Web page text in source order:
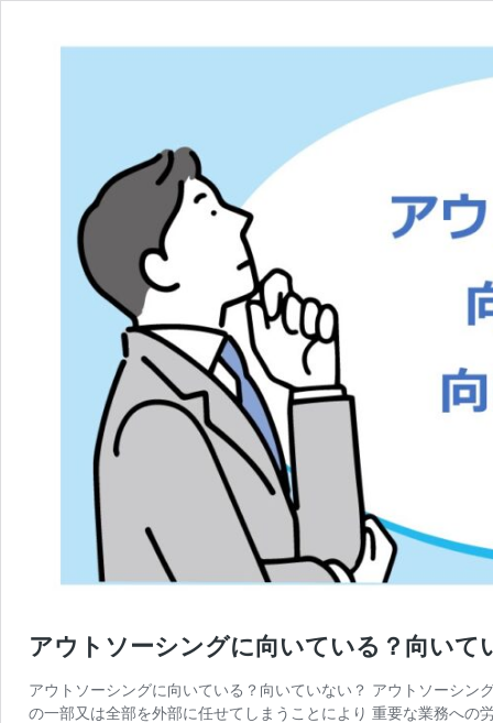
アウトソーシングに向いている？向いて
アウトソーシングに向いている？向いていない？ アウトソーシ
の一部又は全部を外部に任せてしまうことにより 重要な業務へ